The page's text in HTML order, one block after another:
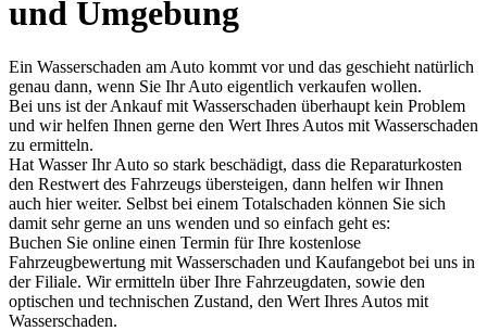
und Umgebung
Ein Wasserschaden am Auto kommt vor und das geschieht natürlich
genau dann, wenn Sie Ihr Auto eigentlich verkaufen wollen.
Bei uns ist der Ankauf mit Wasserschaden überhaupt kein Problem
und wir helfen Ihnen gerne den Wert Ihres Autos mit Wasserschaden
zu ermitteln.
Hat Wasser Ihr Auto so stark beschädigt, dass die Reparaturkosten
den Restwert des Fahrzeugs übersteigen, dann helfen wir Ihnen
auch hier weiter. Selbst bei einem Totalschaden können Sie sich
damit sehr gerne an uns wenden und so einfach geht es:
Buchen Sie online einen Termin für Ihre kostenlose
Fahrzeugbewertung mit Wasserschaden und Kaufangebot bei uns in
der Filiale. Wir ermitteln über Ihre Fahrzeugdaten, sowie den
optischen und technischen Zustand, den Wert Ihres Autos mit
Wasserschaden.